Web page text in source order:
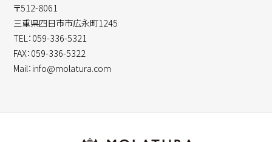
〒512-8061
三重県四日市市広永町1245
TEL：059-336-5321
FAX：059-336-5322
Mail：info@molatura.com